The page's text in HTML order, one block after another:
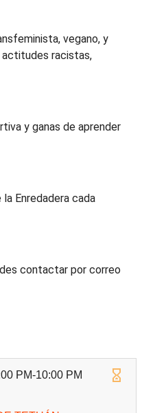
vegano, y
racistas,
y ganas de aprender
Enredadera cada
contactar por correo
PM-10:00 PM